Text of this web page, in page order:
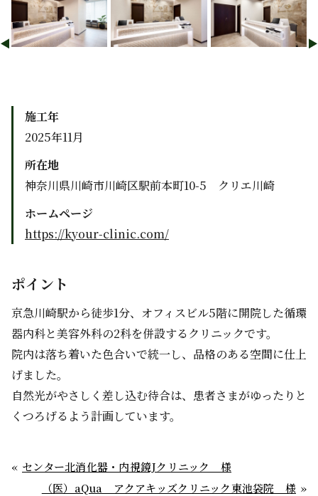
施工年
2025年11月
所在地
神奈川県川崎市川崎区駅前本町10-5 クリエ川崎
ホームページ
https://kyour-clinic.com/
ポイント
京急川崎駅から徒歩1分、オフィスビル5階に開院した循環
器内科と美容外科の2科を併設するクリニックです。
院内は落ち着いた色合いで統一し、品格のある空間に仕上
げました。
自然光がやさしく差し込む待合は、患者さまがゆったりと
くつろげるよう計画しています。
センター北消化器・内視鏡Jクリニック 様
（医）aQua アクアキッズクリニック東池袋院 様